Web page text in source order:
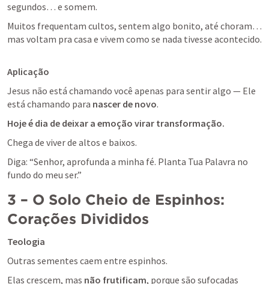
segundos… e somem.
Muitos frequentam cultos, sentem algo bonito, até choram…
mas voltam pra casa e vivem como se nada tivesse acontecido.
Aplicação
Jesus não está chamando você apenas para sentir algo — Ele
está chamando para nascer de novo.
Hoje é dia de deixar a emoção virar transformação.
Chega de viver de altos e baixos.
Diga: “Senhor, aprofunda a minha fé. Planta Tua Palavra no
fundo do meu ser.”
3 – O Solo Cheio de Espinhos:
Corações Divididos
Teologia
Outras sementes caem entre espinhos.
Elas crescem, mas não frutificam, porque são sufocadas